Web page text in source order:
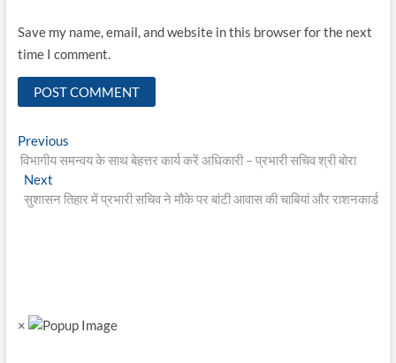
Save my name, email, and website in this browser for the next
time I comment.
Post
navigation
PreviousPrevious
post:
विभागीय समन्वय के साथ बेहत्तर कार्य करें अधिकारी – प्रभारी सचिव श्री बोरा
Next
post:
सुशासन तिहार में प्रभारी सचिव ने मौके पर बांटी आवास की चाबियां और राशनकार्ड
×